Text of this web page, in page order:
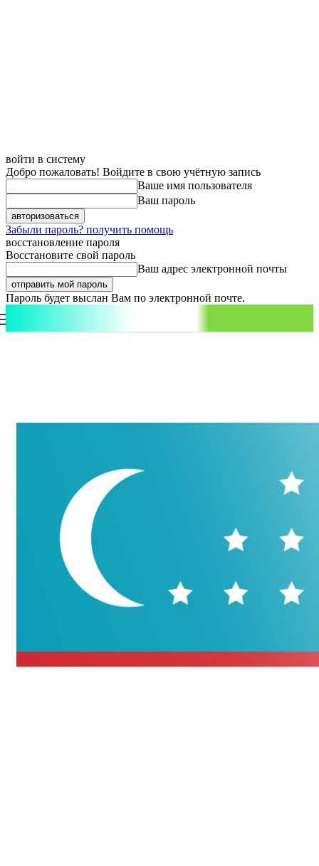
войти в систему
Добро пожаловать! Войдите в свою учётную запись
Ваше имя пользователя
Ваш пароль
Забыли пароль? получить помощь
восстановление пароля
Восстановите свой пароль
Ваш адрес электронной почты
Пароль будет выслан Вам по электронной почте.